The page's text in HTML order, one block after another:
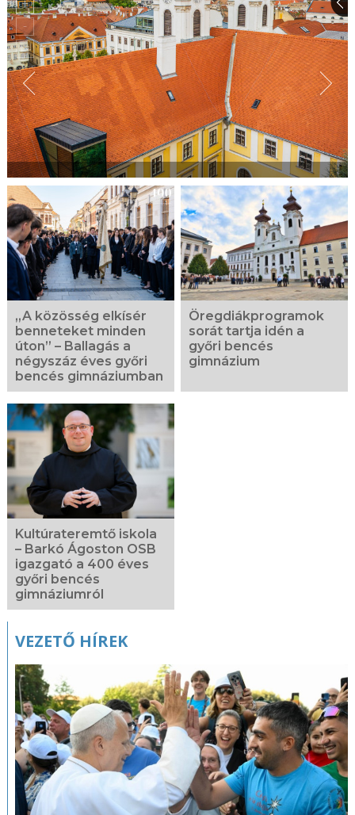
„A közösség elkísér
benneteket minden
úton” – Ballagás a
négyszáz éves győri
bencés gimnáziumban
Öregdiákprogramok
sorát tartja idén a
győri bencés
gimnázium
Kultúrateremtő iskola
– Barkó Ágoston OSB
igazgató a 400 éves
győri bencés
gimnáziumról
VEZETŐ HÍREK